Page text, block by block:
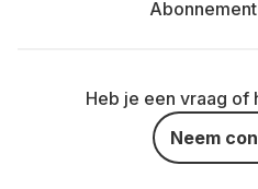
Heb je een vraag of
Neem